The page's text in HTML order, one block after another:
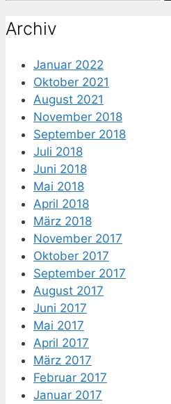
Archiv
Januar 2022
Oktober 2021
August 2021
November 2018
September 2018
Juli 2018
Juni 2018
Mai 2018
April 2018
März 2018
November 2017
Oktober 2017
September 2017
August 2017
Juni 2017
Mai 2017
April 2017
März 2017
Februar 2017
Januar 2017